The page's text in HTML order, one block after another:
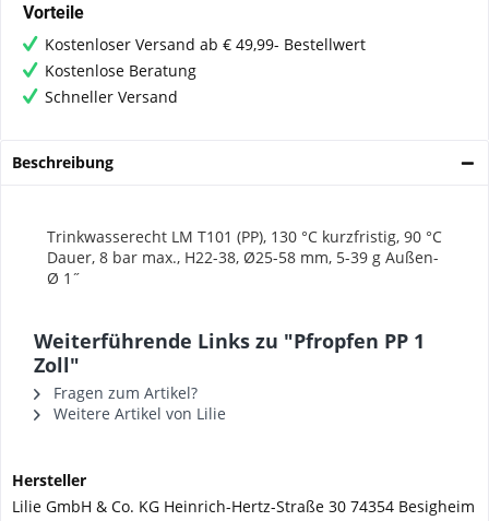
Vorteile
Kostenloser Versand ab € 49,99- Bestellwert
Kostenlose Beratung
Schneller Versand
Beschreibung
Trinkwasserecht LM T101 (PP), 130 °C kurzfristig, 90 °C
Dauer, 8 bar max., H22-38, Ø25-58 mm, 5-39 g Außen-
Ø 1˝
Weiterführende Links zu "Pfropfen PP 1
Zoll"
Fragen zum Artikel?
Weitere Artikel von Lilie
Hersteller
Lilie GmbH & Co. KG Heinrich-Hertz-Straße 30 74354 Besigheim